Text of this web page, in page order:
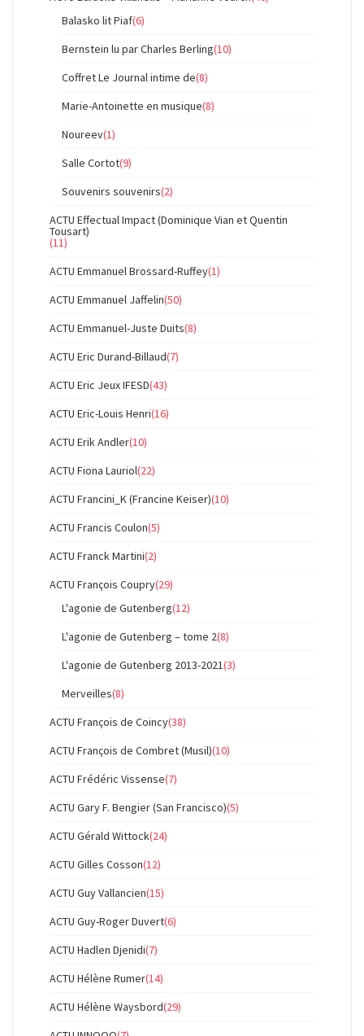
Balasko lit Piaf(6)
Bernstein lu par Charles Berling(10)
Coffret Le Journal intime de(8)
Marie-Antoinette en musique(8)
Noureev(1)
Salle Cortot(9)
Souvenirs souvenirs(2)
ACTU Effectual Impact (Dominique Vian et Quentin
Tousart)
(11)
ACTU Emmanuel Brossard-Ruffey(1)
ACTU Emmanuel Jaffelin(50)
ACTU Emmanuel-Juste Duits(8)
ACTU Eric Durand-Billaud(7)
ACTU Eric Jeux IFESD(43)
ACTU Eric-Louis Henri(16)
ACTU Erik Andler(10)
ACTU Fiona Lauriol(22)
ACTU Francini_K (Francine Keiser)(10)
ACTU Francis Coulon(5)
ACTU Franck Martini(2)
ACTU François Coupry(29)
L'agonie de Gutenberg(12)
L'agonie de Gutenberg – tome 2(8)
L'agonie de Gutenberg 2013-2021(3)
Merveilles(8)
ACTU François de Coincy(38)
ACTU François de Combret (Musil)(10)
ACTU Frédéric Vissense(7)
ACTU Gary F. Bengier (San Francisco)(5)
ACTU Gérald Wittock(24)
ACTU Gilles Cosson(12)
ACTU Guy Vallancien(15)
ACTU Guy-Roger Duvert(6)
ACTU Hadlen Djenidi(7)
ACTU Hélène Rumer(14)
ACTU Hélène Waysbord(29)